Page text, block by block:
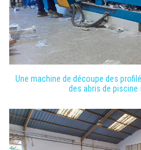
Une machine de découpe des
des abris de piscine